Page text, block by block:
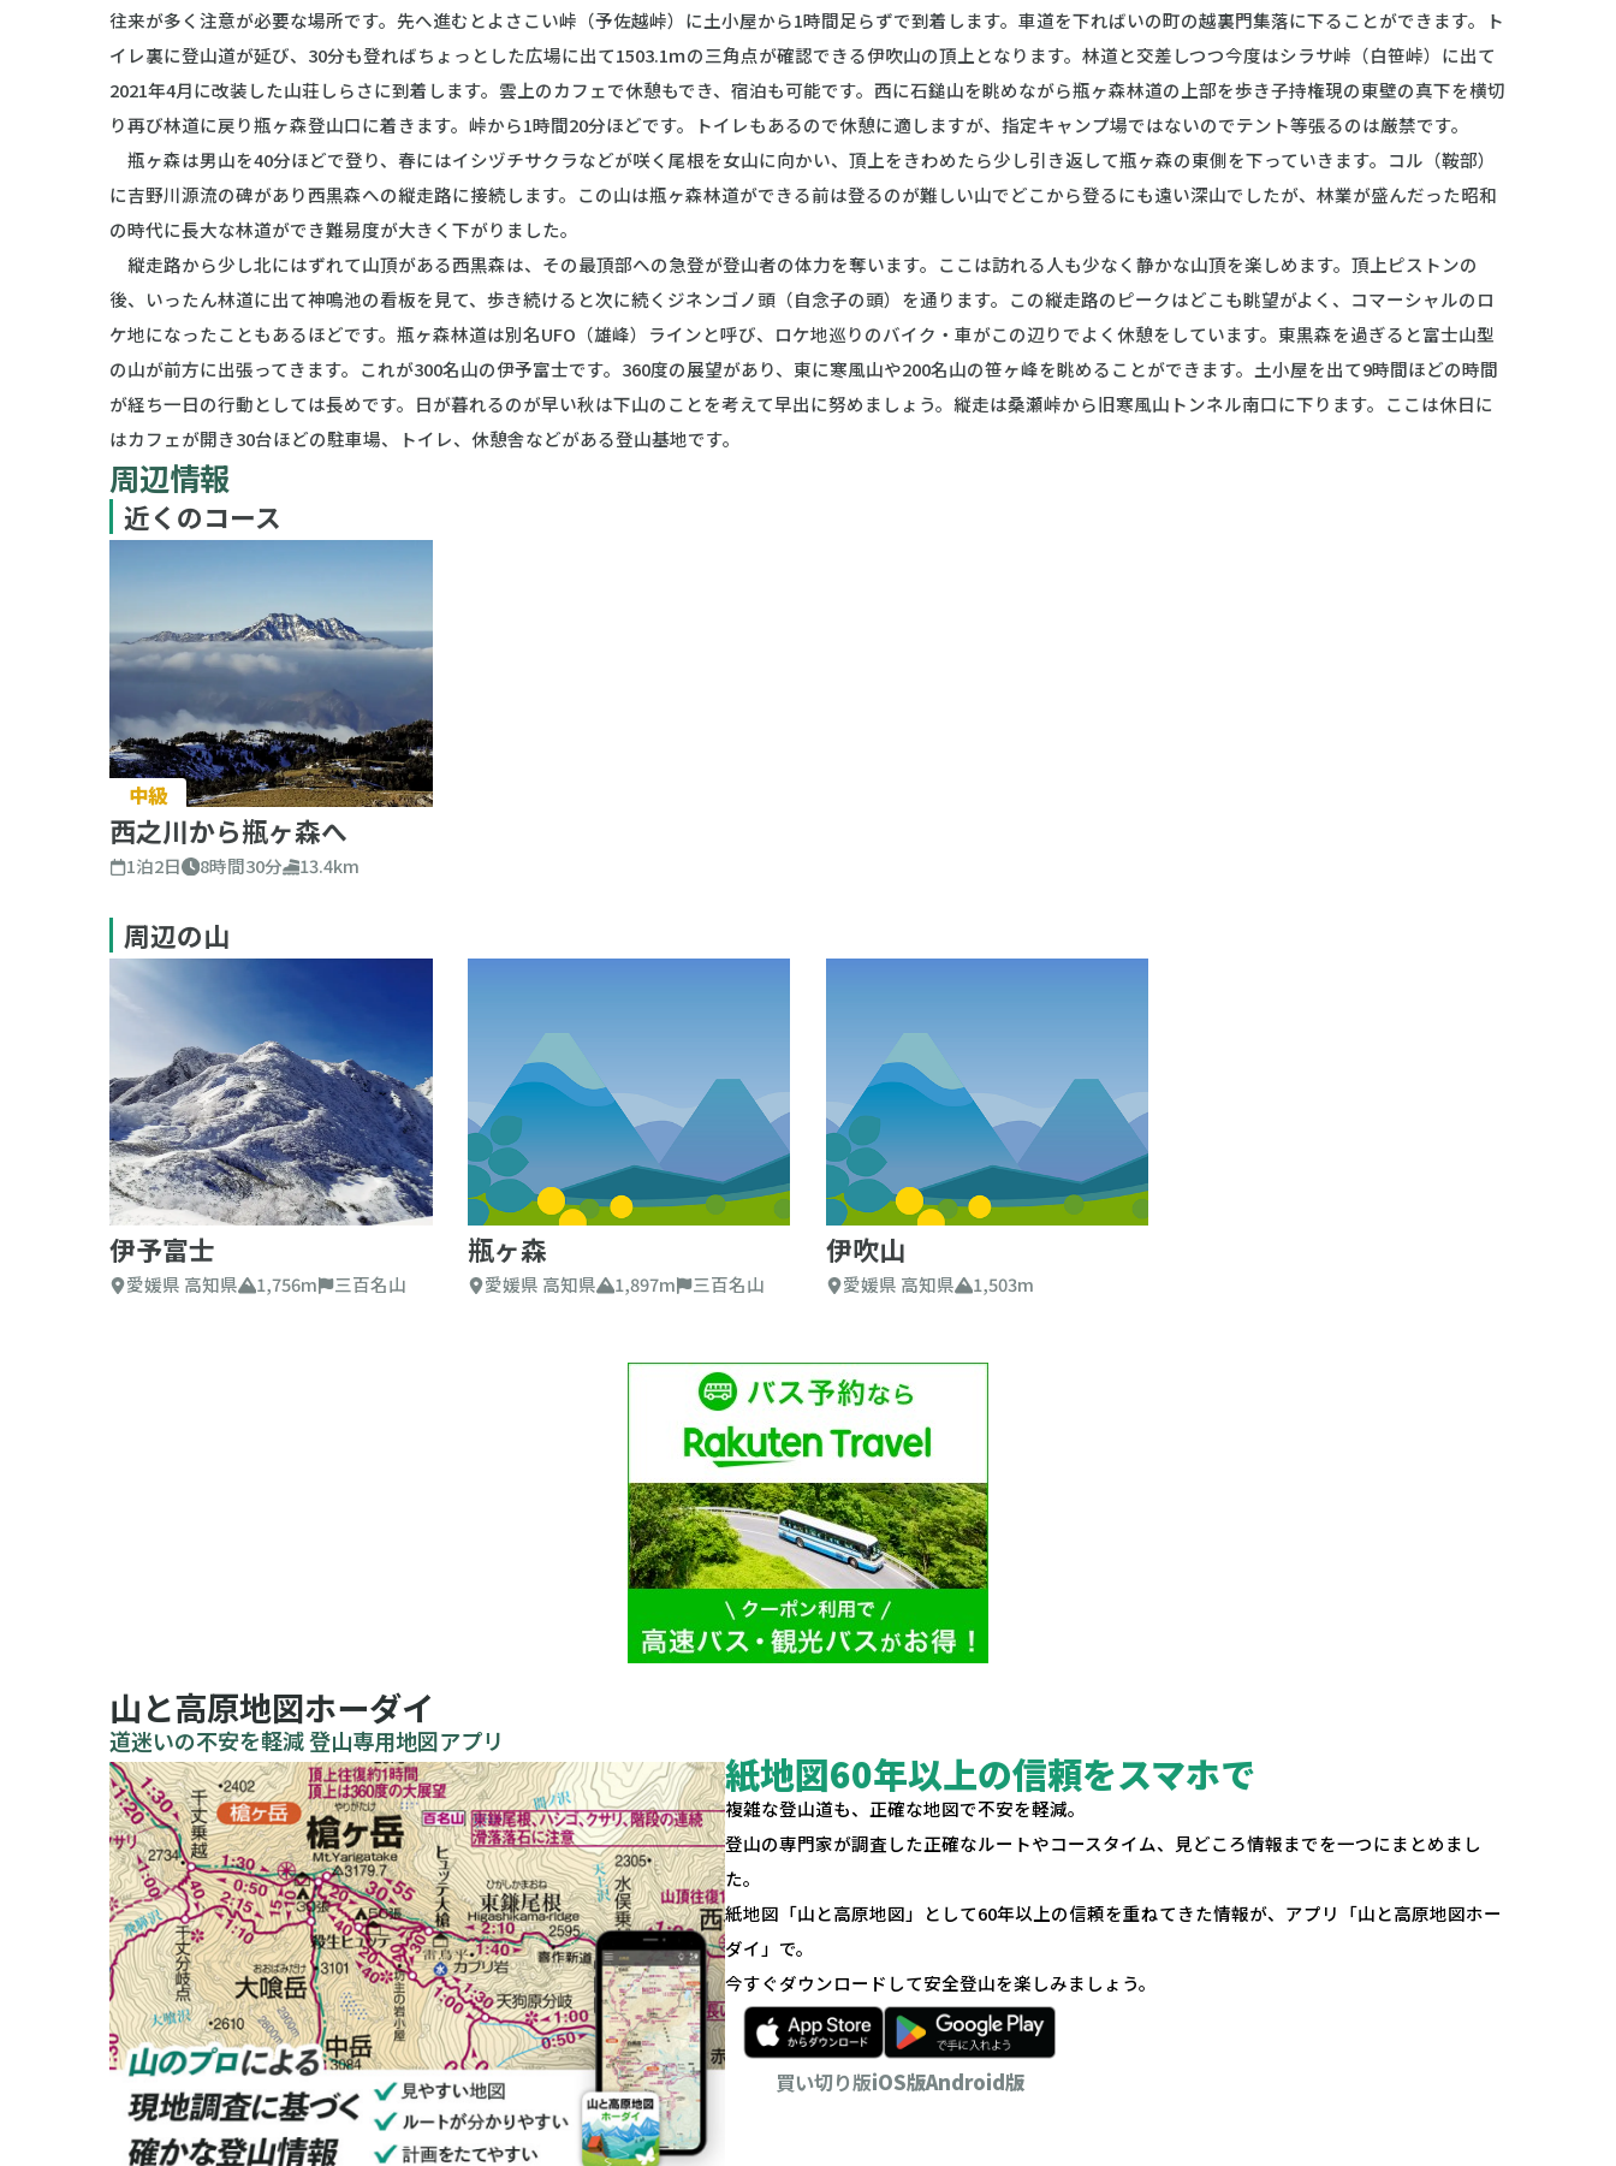
往来が多く注意が必要な場所です。先へ進むとよさこい峠（予佐越峠）に土小屋から1時間足らずで到着します。車道を下ればいの町の越裏門集落に下ることができます。ト
イレ裏に登山道が延び、30分も登ればちょっとした広場に出て1503.1ｍの三角点が確認できる伊吹山の頂上となります。林道と交差しつつ今度はシラサ峠（白笹峠）に出て
2021年4月に改装した山荘しらさに到着します。雲上のカフェで休憩もでき、宿泊も可能です。西に石鎚山を眺めながら瓶ヶ森林道の上部を歩き子持権現の東壁の真下を横切
り再び林道に戻り瓶ヶ森登山口に着きます。峠から1時間20分ほどです。トイレもあるので休憩に適しますが、指定キャンプ場ではないのでテント等張るのは厳禁です。
瓶ヶ森は男山を40分ほどで登り、春にはイシヅチサクラなどが咲く尾根を女山に向かい、頂上をきわめたら少し引き返して瓶ヶ森の東側を下っていきます。コル（鞍部）
に吉野川源流の碑があり西黒森への縦走路に接続します。この山は瓶ヶ森林道ができる前は登るのが難しい山でどこから登るにも遠い深山でしたが、林業が盛んだった昭和
の時代に長大な林道ができ難易度が大きく下がりました。
縦走路から少し北にはずれて山頂がある西黒森は、その最頂部への急登が登山者の体力を奪います。ここは訪れる人も少なく静かな山頂を楽しめます。頂上ピストンの
後、いったん林道に出て神鳴池の看板を見て、歩き続けると次に続くジネンゴノ頭（自念子の頭）を通ります。この縦走路のピークはどこも眺望がよく、コマーシャルのロ
ケ地になったこともあるほどです。瓶ヶ森林道は別名UFO（雄峰）ラインと呼び、ロケ地巡りのバイク・車がこの辺りでよく休憩をしています。東黒森を過ぎると富士山型
の山が前方に出張ってきます。これが300名山の伊予富士です。360度の展望があり、東に寒風山や200名山の笹ヶ峰を眺めることができます。土小屋を出て9時間ほどの時間
が経ち一日の行動としては長めです。日が暮れるのが早い秋は下山のことを考えて早出に努めましょう。縦走は桑瀬峠から旧寒風山トンネル南口に下ります。ここは休日に
はカフェが開き30台ほどの駐車場、トイレ、休憩舎などがある登山基地です。
周辺情報
近くのコース
中級
西之川から瓶ヶ森へ
1泊2日 8時間30分 13.4km
周辺の山
伊予富士
愛媛県 高知県 1,756m 三百名山
瓶ヶ森
愛媛県 高知県 1,897m 三百名山
伊吹山
愛媛県 高知県 1,503m
山と高原地図ホーダイ
道迷いの不安を軽減 登山専用地図アプリ
紙地図60年以上の信頼をスマホで
複雑な登山道も、正確な地図で不安を軽減。
登山の専門家が調査した正確なルートやコースタイム、見どころ情報までを一つにまとめまし
た。
紙地図「山と高原地図」として60年以上の信頼を重ねてきた情報が、アプリ「山と高原地図ホー
ダイ」で。
今すぐダウンロードして安全登山を楽しみましょう。
買い切り版iOS版Android版